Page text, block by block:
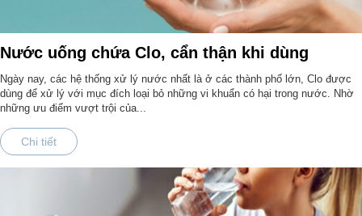
Nước uống chứa Clo, cẩn thận khi dùng
Ngày nay, các hệ thống xử lý nước nhất là ở các thành phố lớn, Clo được
dùng để xử lý với mục đích loại bỏ những vi khuẩn có hại trong nước. Nhờ
những ưu điểm vượt trội của...
Chi tiết